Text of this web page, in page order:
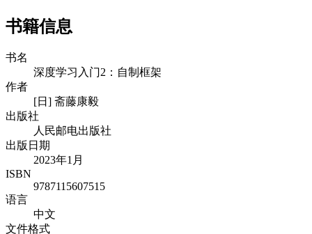
书籍信息
书名
深度学习入门2：自制框架
作者
[日] 斋藤康毅
出版社
人民邮电出版社
出版日期
2023年1月
ISBN
9787115607515
语言
中文
文件格式